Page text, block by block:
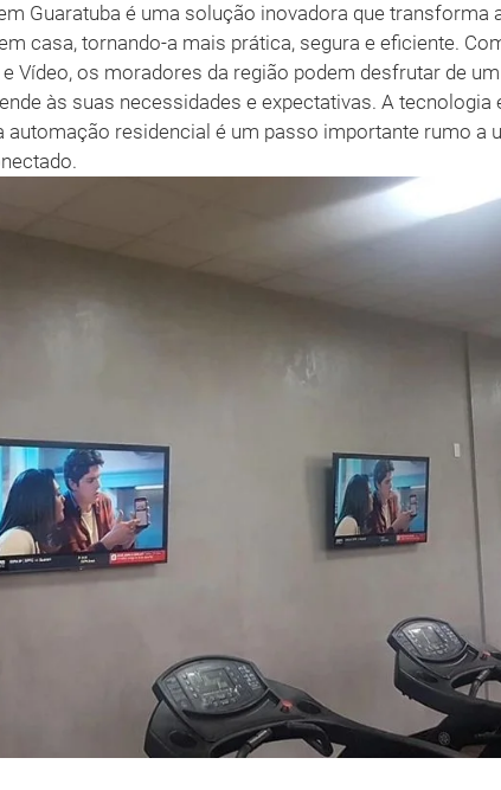
Guaratuba é uma solução inovadora que transforma
casa, tornando-a mais prática, segura e eficiente.
Vídeo, os moradores da região podem desfrutar de
às suas necessidades e expectativas. A tecnologia
automação residencial é um passo importante rumo a